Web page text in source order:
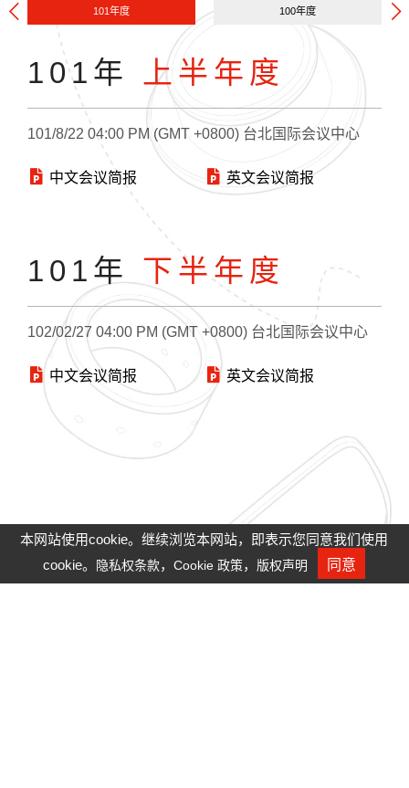
101年度 100年度
101年 上半年度
101/8/22 04:00 PM (GMT +0800) 台北国际会议中心
中文会议简报 英文会议简报
101年 下半年度
102/02/27 04:00 PM (GMT +0800) 台北国际会议中心
中文会议简报 英文会议简报
人才招募
本网站使用cookie。继续浏览本网站，即表示您同意我们使用
cookie。
隐私权条款，Cookie 政策， 版权声明 同意